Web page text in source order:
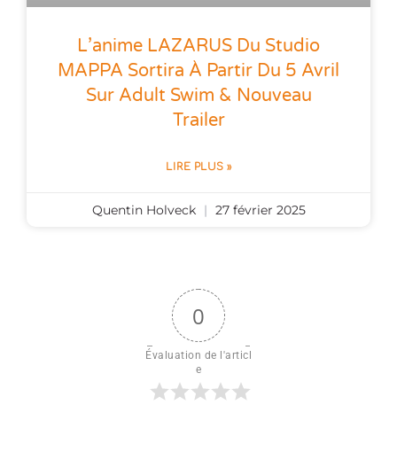
L’anime LAZARUS Du Studio
MAPPA Sortira À Partir Du 5 Avril
Sur Adult Swim & Nouveau
Trailer
LIRE PLUS »
Quentin Holveck 27 février 2025
0
Évaluation de l'articl
e